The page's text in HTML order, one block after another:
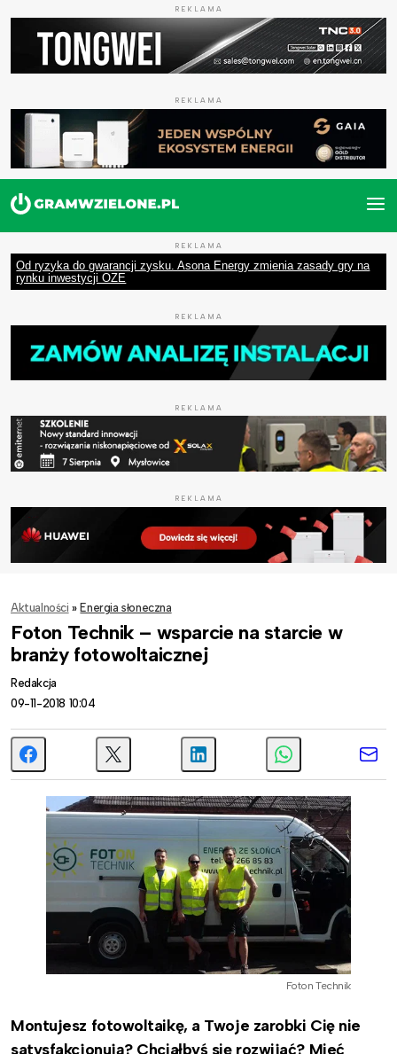
REKLAMA
REKLAMA
REKLAMA
Od ryzyka do gwarancji zysku. Asona Energy zmienia zasady gry na
rynku inwestycji OZE
REKLAMA
REKLAMA
REKLAMA
Aktualności » Energia słoneczna
Foton Technik – wsparcie na starcie w
branży fotowoltaicznej
Redakcja
09-11-2018 10:04
Foton Technik
Montujesz fotowoltaikę, a Twoje zarobki Cię nie
satysfakcjonują? Chciałbyś się rozwijać? Mieć